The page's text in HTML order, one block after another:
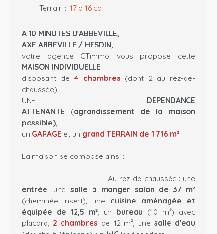
Terrain : 17 a 16 ca
A 10 MINUTES D'ABBEVILLE,
AXE ABBEVILLE / HESDIN,
votre agence CTimmo vous propose cette
MAISON INDIVIDUELLE
disposant de4 chambres (dont 2 au rez-de-
chaussée),
UNE DEPENDANCE
ATTENANTE (agrandissement de la maison
possible),
un GARAGE et un grand TERRAIN de 1 716 m².
La maison se compose ainsi :
-Au rez-de-chaussée : une
entrée , une salle à manger salon de 37 m²
(cheminée insert), une cuisine aménagée et
équipée de 12,5 m² , un bureau (10 m²) avec
placard, 2 chambres de 12 m², une salle d'eau